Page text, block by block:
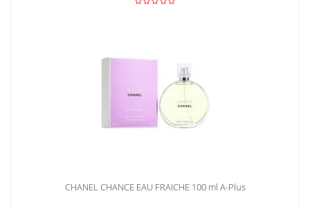
CHANEL CHANCE EAU FRAICHE 100 ml A-Plus